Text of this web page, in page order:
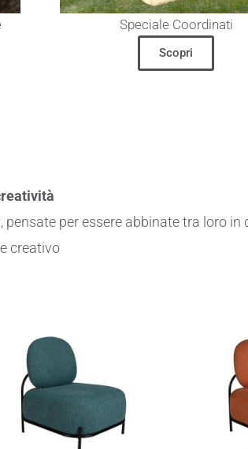
Speciale Coordinati
Scopri
per essere abbinate tra loro
creativo